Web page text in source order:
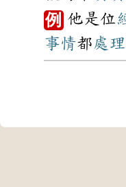
例 他是位
事情都處理